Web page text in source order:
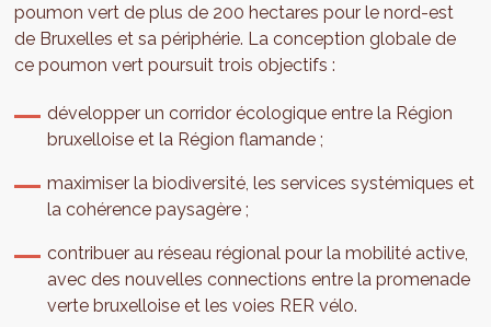
poumon vert de plus de 200 hectares pour le nord-est
de Bruxelles et sa périphérie. La conception globale de
ce poumon vert poursuit trois objectifs :
développer un corridor écologique entre la Région
bruxelloise et la Région flamande ;
maximiser la biodiversité, les services systémiques et
la cohérence paysagère ;
contribuer au réseau régional pour la mobilité active,
avec des nouvelles connections entre la promenade
verte bruxelloise et les voies RER vélo.